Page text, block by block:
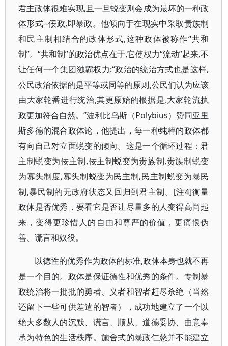
君主政体很难实现,且一旦蜕变则会成为最坏的一种政
体形式--佞政,即暴政。他倾向于在现实中采取贵族制
和民主制相结合的政体形式,这种政体被称作“共和
制”。“共和制”的政治优点在于,它使权力“流动”起来,不
让任何一个集团独霸权力:“政治的统治方式也是这样,
公民政治依据的是平等或同等的原则,公民们认为应该
由大家轮番进行统治,其更原始的根据是,大家轮流执
政更加符合自然。”波利比乌斯（Polybius）赞同亚里
斯多德的混合政体论，他提出，每一种纯粹的政体都
有向自己对立面蜕变的倾向。这是一个循环过程：君
主制蜕变为佞主制,佞主制蜕变为贵族制,贵族制蜕变
为寡头制度,寡头制蜕变为民主制,民主制蜕变为暴民
制,暴民制的无政府状态又回归到君主制。[注4]衡量
政体是否优秀，要看它是否让尽量多的人变得高尚起
来，变得更珍惜人的自由和尊严的价值，更痛恨伪
善、谎言和奴役。
以德性的优秀作为政体的标准,政体本身也就不再
是一个目的。政体是保证德性和优秀的条件。专制暴
政统治将一批批的勇者、义者和智者赶尽杀绝（当然
还留下一些可供差遣的智者），成功地建立了一个以
绝大多数人的沉默、谎言、顺从、道德妥协、曲意奉
承为特色的生活秩序。施舍式的暴政仁慈并不能建立